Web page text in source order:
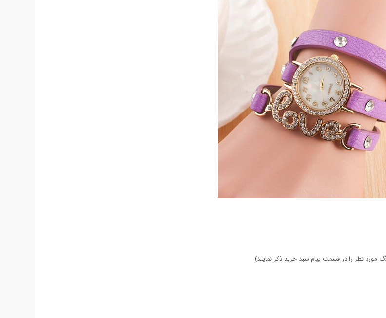
نظر را در قسمت پیام سبد خرید ذکر نمایید)